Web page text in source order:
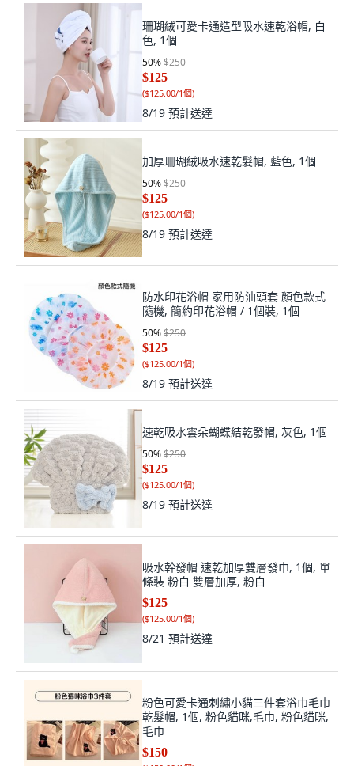
珊瑚絨可愛卡通造型吸水速乾浴帽, 白
色, 1個
50%$250
$125
($125.00/1個)
8/19 預計送達
加厚珊瑚絨吸水速乾髮帽, 藍色, 1個
50%$250
$125
($125.00/1個)
8/19 預計送達
防水印花浴帽 家用防油頭套 顏色款式
隨機, 簡約印花浴帽 / 1個裝, 1個
50%$250
$125
($125.00/1個)
8/19 預計送達
速乾吸水雲朵蝴蝶結乾發帽, 灰色, 1個
50%$250
$125
($125.00/1個)
8/19 預計送達
吸水幹發帽 速乾加厚雙層發巾, 1個, 單
條裝 粉白 雙層加厚, 粉白
$125
($125.00/1個)
8/21 預計送達
粉色可愛卡通刺繡小貓三件套浴巾毛巾
乾髮帽, 1個, 粉色貓咪,毛巾, 粉色貓咪,
毛巾
$150